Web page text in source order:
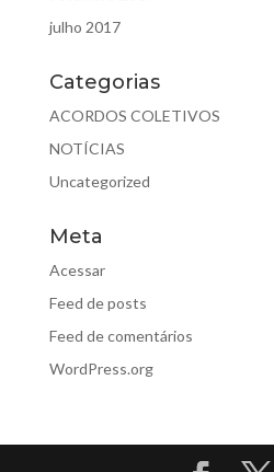
julho 2017
Categorias
ACORDOS COLETIVOS
NOTÍCIAS
Uncategorized
Meta
Acessar
Feed de posts
Feed de comentários
WordPress.org